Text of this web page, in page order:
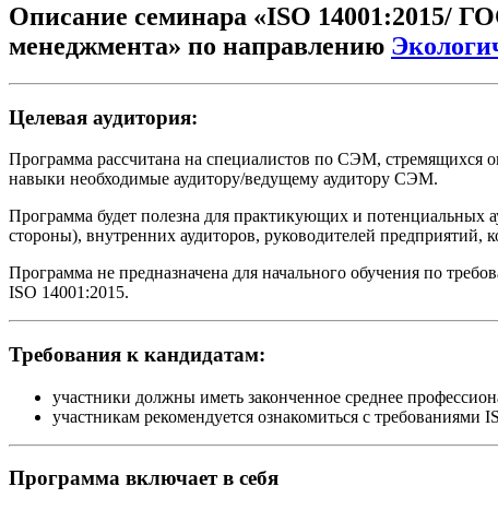
Описание семинара «ISO 14001:2015/
менеджмента» по направлению
Целевая аудитория:
Программа рассчитана на специалистов по СЭМ, стремящихся
навыки необходимые аудитору/ведущему аудитору СЭМ.
Программа будет полезна для практикующих и потенциальных
стороны), внутренних аудиторов, руководителей
Программа не предназначена для начального обучения по
ISO 14001:2015.
Требования к кандидатам:
участники должны иметь законченное среднее
участникам рекомендуется ознакомиться с требованиями
Программа включает в себя